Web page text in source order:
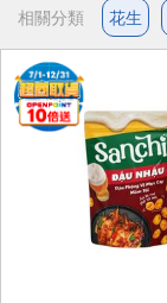
相關分類 花生